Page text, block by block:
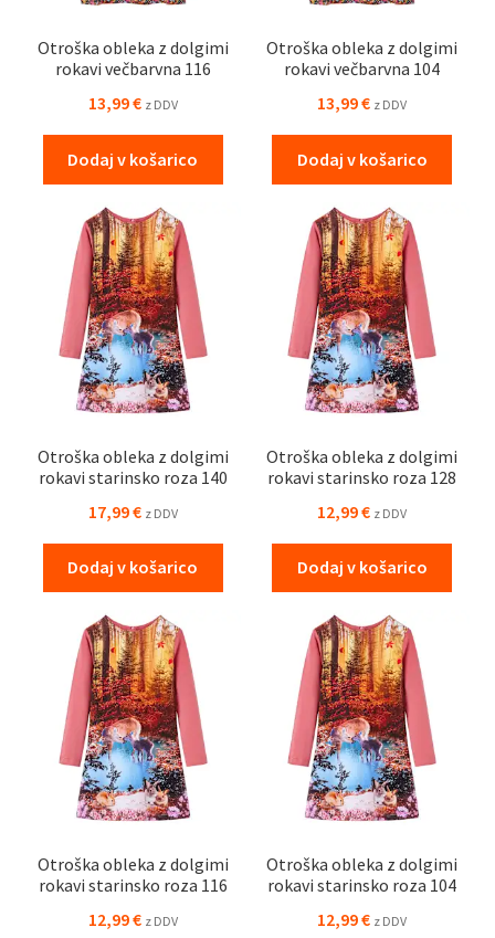
Otroška obleka z dolgimi
rokavi večbarvna 116
13,99€ z DDV
Dodaj v košarico
Otroška obleka z dolgimi
rokavi večbarvna 104
13,99€ z DDV
Dodaj v košarico
Otroška obleka z dolgimi
rokavi starinsko roza 140
17,99€ z DDV
Dodaj v košarico
Otroška obleka z dolgimi
rokavi starinsko roza 128
12,99€ z DDV
Dodaj v košarico
Otroška obleka z dolgimi
rokavi starinsko roza 116
12,99€ z DDV
Otroška obleka z dolgimi
rokavi starinsko roza 104
12,99€ z DDV